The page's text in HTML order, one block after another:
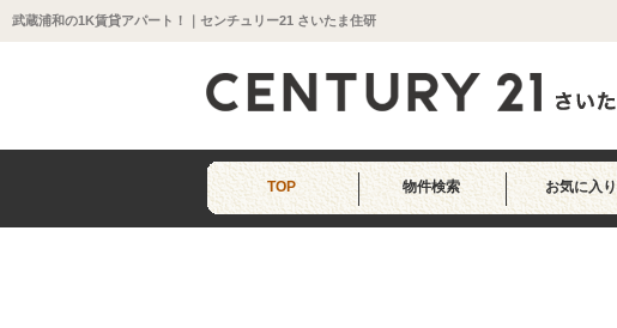
武蔵浦和の1K賃貸アパート！｜センチュリー21 さいたま住研
TOP 物件検索 お気に入り